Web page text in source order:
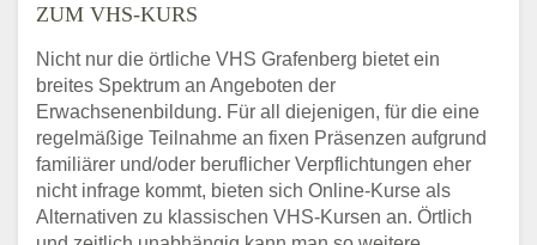
ZUM VHS-KURS
Nicht nur die örtliche VHS Grafenberg bietet ein
breites Spektrum an Angeboten der
Erwachsenenbildung. Für all diejenigen, für die eine
regelmäßige Teilnahme an fixen Präsenzen aufgrund
familiärer und/oder beruflicher Verpflichtungen eher
nicht infrage kommt, bieten sich Online-Kurse als
Alternativen zu klassischen VHS-Kursen an. Örtlich